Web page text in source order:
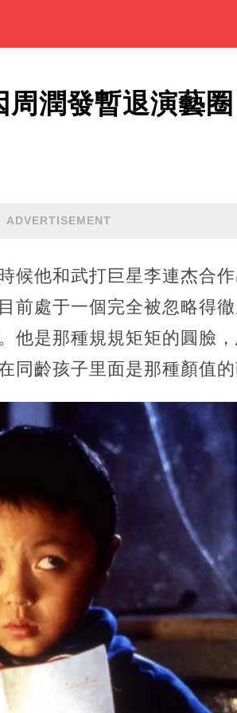
潤發暫退演藝
ADVERTISEMENT
候他和武打巨星李連杰合
前處于一個完全被忽略得
他是那種規規矩矩的圓臉
同齡孩子里面是那種顏值